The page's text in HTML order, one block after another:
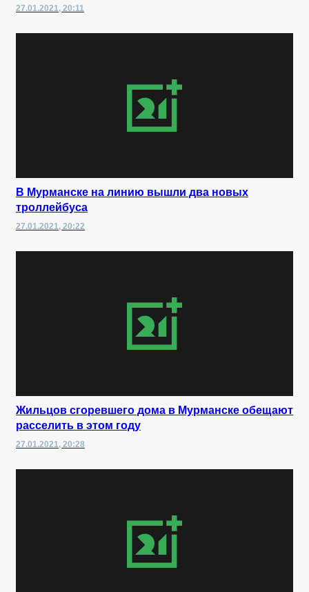
27.01.2021, 20:11
В Мурманске на линию вышли два новых
троллейбуса
27.01.2021, 20:22
Жильцов сгоревшего дома в Мурманске обещают
расселить в этом году
27.01.2021, 20:28